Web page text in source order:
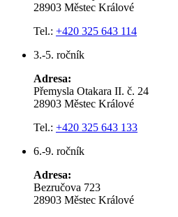
28903 Městec Králové
Tel.: +420 325 643 114
3.-5. ročník
Adresa:
Přemysla Otakara II. č. 24
28903 Městec Králové
Tel.: +420 325 643 133
6.-9. ročník
Adresa:
Bezručova 723
28903 Městec Králové